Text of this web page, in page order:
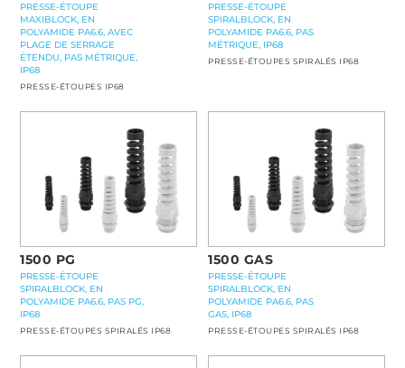
PRESSE-ÉTOUPE
MAXIBLOCK, EN
POLYAMIDE PA6.6, AVEC
PLAGE DE SERRAGE
ÉTENDU, PAS MÉTRIQUE,
IP68
PRESSE-ÉTOUPES IP68
PRESSE-ÉTOUPE
SPIRALBLOCK, EN
POLYAMIDE PA6.6, PAS
MÉTRIQUE, IP68
PRESSE-ÉTOUPES SPIRALÉS IP68
1500 PG
PRESSE-ÉTOUPE
SPIRALBLOCK, EN
POLYAMIDE PA6.6, PAS PG,
IP68
PRESSE-ÉTOUPES SPIRALÉS IP68
1500 GAS
PRESSE-ÉTOUPE
SPIRALBLOCK, EN
POLYAMIDE PA6.6, PAS
GAS, IP68
PRESSE-ÉTOUPES SPIRALÉS IP68